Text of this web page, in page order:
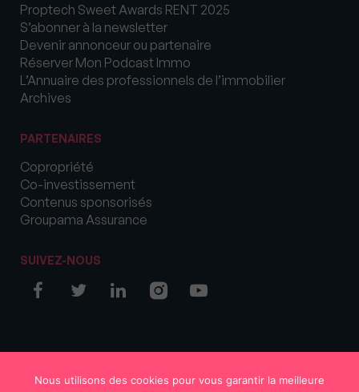
Proptech Sweet Awards RENT 2025
S’abonner à la newsletter
Devenir annonceur ou partenaire
Réserver Mon Podcast Immo
L’Annuaire des professionnels de l’immobilier
Archives
PARTENAIRES
Copropriété
Co-investissement
Contenus sponsorisés
Groupama Assurance
SUIVEZ-NOUS
Nous utilisons des cookies pour vous garantir la meilleure